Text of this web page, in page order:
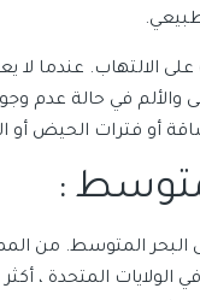
والألم في حالة عدم
أو فترات الحيض أو
​​:
البحر المتوسط. من